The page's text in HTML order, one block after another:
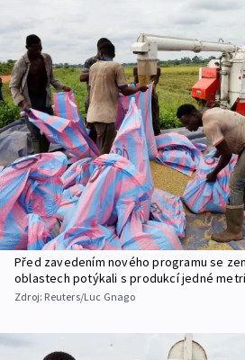
Před zavedením nového programu se
oblastech potýkali s produkcí jedné
Zdroj: Reuters/Luc Gnago